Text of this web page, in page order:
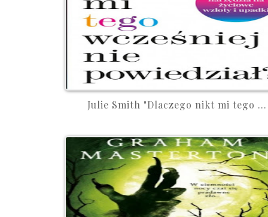
Julie Smith "Dlaczego nikt mi tego ...